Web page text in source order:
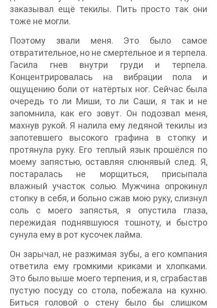
заказывал ещё текилы. Пить просто так они
тоже не могли.
Поэтому звали меня. Это было самое
отвратительное, но не смертельное и я терпела.
Гасила гнев внутри груди и терпела.
Концентрировалась на вибрации пола и
ощущению боли от натёртых ног. Сейчас была
очередь то ли Миши, то ли Саши, я так и не
запомнила, как его зовут. Он подозвал меня,
махнув рукой. Я налила ему ледяной текилы из
запотевшего высокого графина в стопку и
протянула руку. Его теплый язык прошёлся по
моему запястью, оставляя слюнявый след. Я,
постаралась не морщиться, присыпала
влажный участок солью. Мужчина опрокинул
стопку в себя, и больно сжав мою руку, слизнул
соль с моего запястья, я опустила глаза,
пережидая поднявшуюся тошноту, и быстро
сунула ему в рот кусочек лайма.
Он зарычал, не разжимая зубы, а его компания
ответила ему громкими криками и хлопками.
Это было выше моего терпения, и я, сграбастав
пустую посуду со стола, побежала на кухню.
Биться головой о стену было бы слишком